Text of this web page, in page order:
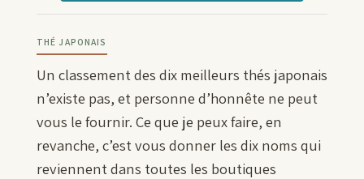
THÉ JAPONAIS
Un classement des dix meilleurs thés japonais
n’existe pas, et personne d’honnête ne peut
vous le fournir. Ce que je peux faire, en
revanche, c’est vous donner les dix noms qui
reviennent dans toutes les boutiques